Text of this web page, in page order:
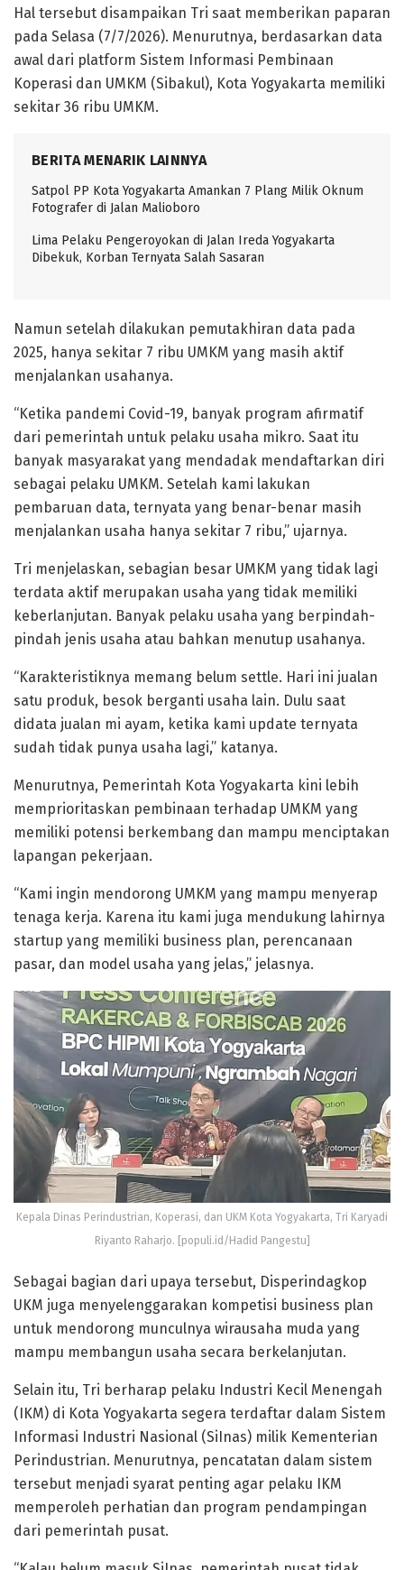
Hal tersebut disampaikan Tri saat memberikan paparan
pada Selasa (7/7/2026). Menurutnya, berdasarkan data
awal dari platform Sistem Informasi Pembinaan
Koperasi dan UMKM (Sibakul), Kota Yogyakarta memiliki
sekitar 36 ribu UMKM.
BERITA MENARIK LAINNYA
Satpol PP Kota Yogyakarta Amankan 7 Plang Milik Oknum
Fotografer di Jalan Malioboro
Lima Pelaku Pengeroyokan di Jalan Ireda Yogyakarta
Dibekuk, Korban Ternyata Salah Sasaran
Namun setelah dilakukan pemutakhiran data pada
2025, hanya sekitar 7 ribu UMKM yang masih aktif
menjalankan usahanya.
“Ketika pandemi Covid-19, banyak program afirmatif
dari pemerintah untuk pelaku usaha mikro. Saat itu
banyak masyarakat yang mendadak mendaftarkan diri
sebagai pelaku UMKM. Setelah kami lakukan
pembaruan data, ternyata yang benar-benar masih
menjalankan usaha hanya sekitar 7 ribu,” ujarnya.
Tri menjelaskan, sebagian besar UMKM yang tidak lagi
terdata aktif merupakan usaha yang tidak memiliki
keberlanjutan. Banyak pelaku usaha yang berpindah-
pindah jenis usaha atau bahkan menutup usahanya.
“Karakteristiknya memang belum settle. Hari ini jualan
satu produk, besok berganti usaha lain. Dulu saat
didata jualan mi ayam, ketika kami update ternyata
sudah tidak punya usaha lagi,” katanya.
Menurutnya, Pemerintah Kota Yogyakarta kini lebih
memprioritaskan pembinaan terhadap UMKM yang
memiliki potensi berkembang dan mampu menciptakan
lapangan pekerjaan.
“Kami ingin mendorong UMKM yang mampu menyerap
tenaga kerja. Karena itu kami juga mendukung lahirnya
startup yang memiliki business plan, perencanaan
pasar, dan model usaha yang jelas,” jelasnya.
Kepala Dinas Perindustrian, Koperasi, dan UKM Kota Yogyakarta, Tri Karyadi
Riyanto Raharjo. [populi.id/Hadid Pangestu]
Sebagai bagian dari upaya tersebut, Disperindagkop
UKM juga menyelenggarakan kompetisi business plan
untuk mendorong munculnya wirausaha muda yang
mampu membangun usaha secara berkelanjutan.
Selain itu, Tri berharap pelaku Industri Kecil Menengah
(IKM) di Kota Yogyakarta segera terdaftar dalam Sistem
Informasi Industri Nasional (SiInas) milik Kementerian
Perindustrian. Menurutnya, pencatatan dalam sistem
tersebut menjadi syarat penting agar pelaku IKM
memperoleh perhatian dan program pendampingan
dari pemerintah pusat.